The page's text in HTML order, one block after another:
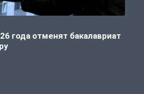
года отменят бакалавриат